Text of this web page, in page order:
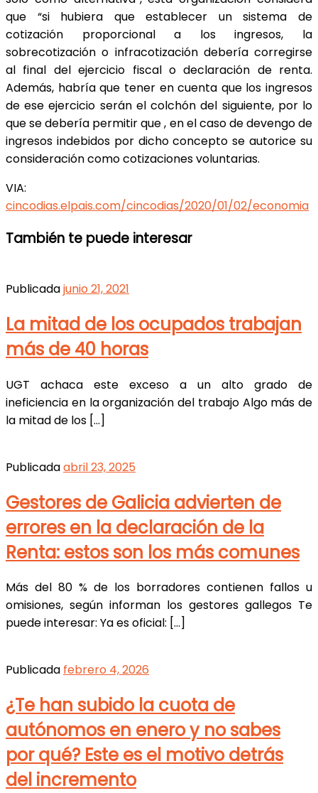
que “si hubiera que establecer un sistema de
cotización proporcional a los ingresos, la
sobrecotización o infracotización debería corregirse
al final del ejercicio fiscal o declaración de renta.
Además, habría que tener en cuenta que los ingresos
de ese ejercicio serán el colchón del siguiente, por lo
que se debería permitir que , en el caso de devengo de
ingresos indebidos por dicho concepto se autorice su
consideración como cotizaciones voluntarias.
VIA:
cincodias.elpais.com/cincodias/2020/01/02/economia
También te puede interesar
Publicadajunio 21, 2021
La mitad de los ocupados trabajan
más de 40 horas
UGT achaca este exceso a un alto grado de
ineficiencia en la organización del trabajo Algo más de
la mitad de los […]
Publicadaabril 23, 2025
Gestores de Galicia advierten de
errores en la declaración de la
Renta: estos son los más comunes
Más del 80 % de los borradores contienen fallos u
omisiones, según informan los gestores gallegos Te
puede interesar: Ya es oficial: […]
Publicada febrero 4, 2026
¿Te han subido la cuota de
autónomos en enero y no sabes
por qué? Este es el motivo detrás
del incremento